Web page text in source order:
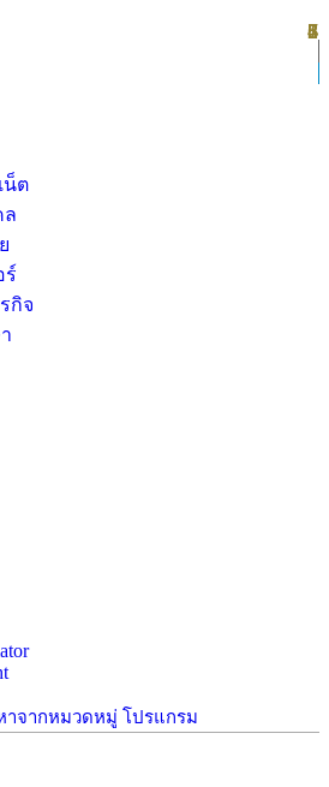
น็ต
ล
ร์
กิจ
าจากหมวดหมู่ โปรแกรม
1
2
3
4
5
6
7
8